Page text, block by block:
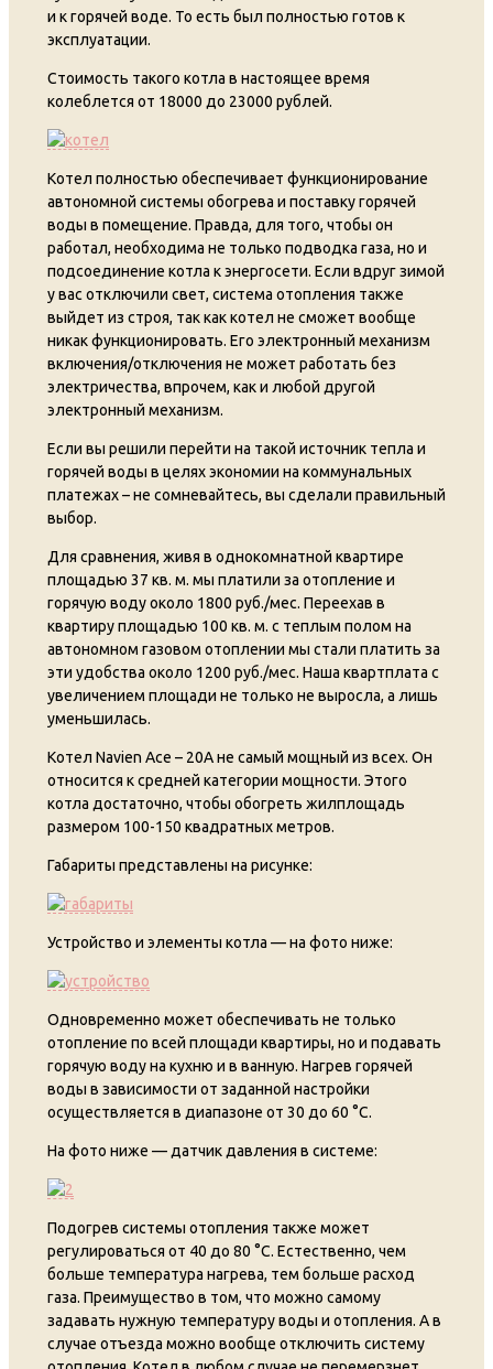
и к горячей воде. То есть был полностью готов к
эксплуатации.
Стоимость такого котла в настоящее время
колеблется от 18000 до 23000 рублей.
Котел полностью обеспечивает функционирование
автономной системы обогрева и поставку горячей
воды в помещение. Правда, для того, чтобы он
работал, необходима не только подводка газа, но и
подсоединение котла к энергосети. Если вдруг зимой
у вас отключили свет, система отопления также
выйдет из строя, так как котел не сможет вообще
никак функционировать. Его электронный механизм
включения/отключения не может работать без
электричества, впрочем, как и любой другой
электронный механизм.
Если вы решили перейти на такой источник тепла и
горячей воды в целях экономии на коммунальных
платежах – не сомневайтесь, вы сделали правильный
выбор.
Для сравнения, живя в однокомнатной квартире
площадью 37 кв. м. мы платили за отопление и
горячую воду около 1800 руб./мес. Переехав в
квартиру площадью 100 кв. м. с теплым полом на
автономном газовом отоплении мы стали платить за
эти удобства около 1200 руб./мес. Наша квартплата с
увеличением площади не только не выросла, а лишь
уменьшилась.
Котел Navien Ace – 20А не самый мощный из всех. Он
относится к средней категории мощности. Этого
котла достаточно, чтобы обогреть жилплощадь
размером 100-150 квадратных метров.
Габариты представлены на рисунке:
Устройство и элементы котла — на фото ниже:
Одновременно может обеспечивать не только
отопление по всей площади квартиры, но и подавать
горячую воду на кухню и в ванную. Нагрев горячей
воды в зависимости от заданной настройки
осуществляется в диапазоне от 30 до 60 °С.
На фото ниже — датчик давления в системе:
Подогрев системы отопления также может
регулироваться от 40 до 80 °С. Естественно, чем
больше температура нагрева, тем больше расход
газа. Преимущество в том, что можно самому
задавать нужную температуру воды и отопления. А в
случае отъезда можно вообще отключить систему